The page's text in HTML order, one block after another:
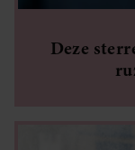
Deze